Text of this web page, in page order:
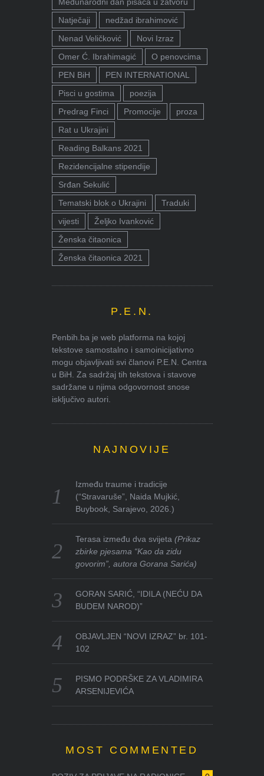
Natječaji
nedžad ibrahimović
Nenad Veličković
Novi Izraz
Omer Ć. Ibrahimagić
O penovcima
PEN BiH
PEN INTERNATIONAL
Pisci u gostima
poezija
Predrag Finci
Promocije
proza
Rat u Ukrajini
Reading Balkans 2021
Rezidencijalne stipendije
Srđan Sekulić
Tematski blok o Ukrajini
Traduki
vijesti
Željko Ivanković
Ženska čitaonica
Ženska čitaonica 2021
P.E.N.
Penbih.ba je web platforma na kojoj
tekstove samostalno i samoinicijativno
mogu objavljivati svi članovi P.E.N. Centra
u BiH. Za sadržaj tih tekstova i stavove
sadržane u njima odgovornost snose
isključivo autori.
NAJNOVIJE
Između traume i tradicije
(“Stravaruše”, Naida Mujkić,
Buybook, Sarajevo, 2026.)
Terasa između dva svijeta(Prikaz
zbirke pjesama “Kao da zidu
govorim”, autora Gorana Sarića)
GORAN SARIĆ, “IDILA (NEĆU DA
BUDEM NAROD)”
OBJAVLJEN “NOVI IZRAZ” br. 101-
102
PISMO PODRŠKE ZA VLADIMIRA
ARSENIJEVIĆA
MOST COMMENTED